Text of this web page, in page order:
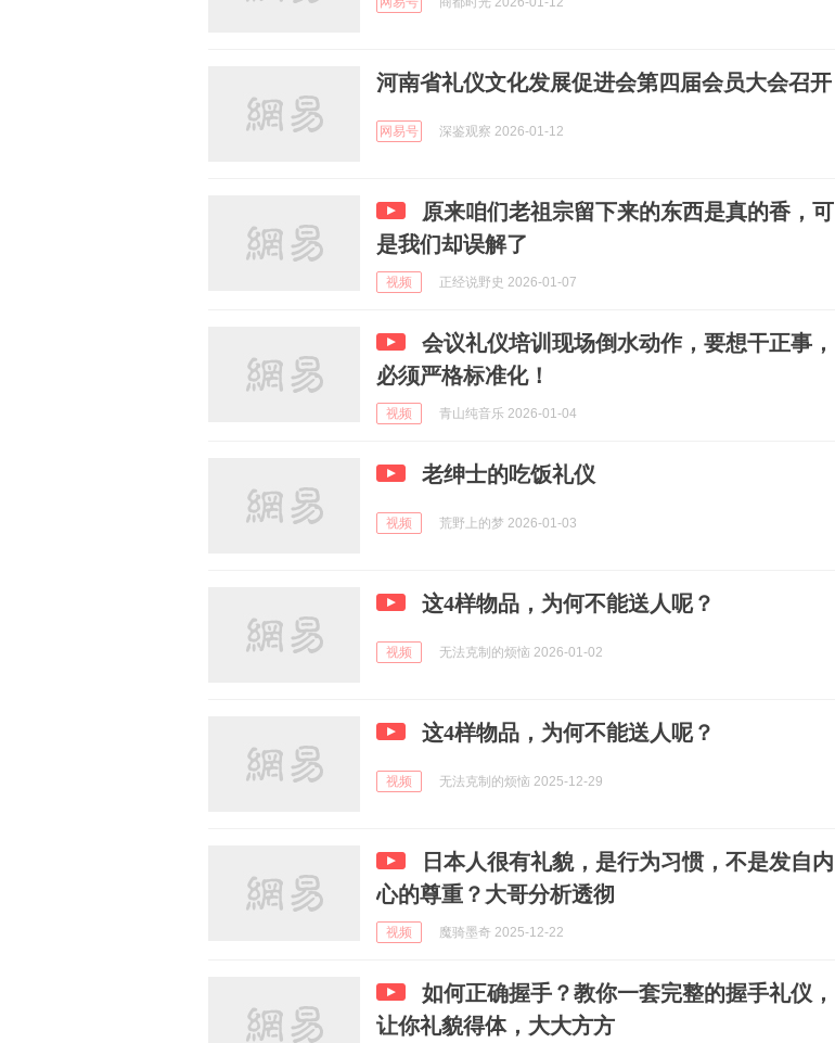
河南省礼仪文化发展促进会第四届会员大会召开
网易号 深鉴观察 2026-01-12
原来咱们老祖宗留下来的东西是真的香，可
是我们却误解了
视频 正经说野史 2026-01-07
会议礼仪培训现场倒水动作，要想干正事，
必须严格标准化！
视频 青山纯音乐 2026-01-04
老绅士的吃饭礼仪
视频 荒野上的梦 2026-01-03
这4样物品，为何不能送人呢？
视频 无法克制的烦恼 2026-01-02
这4样物品，为何不能送人呢？
视频 无法克制的烦恼 2025-12-29
日本人很有礼貌，是行为习惯，不是发自内
心的尊重？大哥分析透彻
视频 魔骑墨奇 2025-12-22
如何正确握手？教你一套完整的握手礼仪，
让你礼貌得体，大大方方